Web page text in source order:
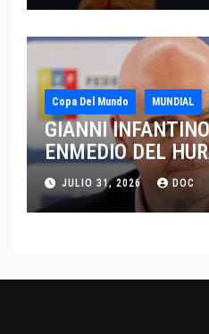
Copa Del Mundo MUNDIAL
GIANNI
ENMEDIO DEL
JULIO 31, 2026 DOC